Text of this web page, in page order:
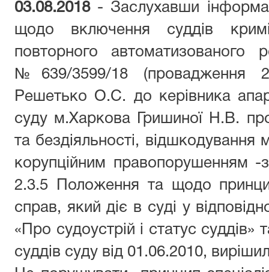
03.08.2018- Заслухавши
щодо включення суддів
повторного автоматизованого
№639/3599/18 (провадження
Решетько О.С. до керівника
суду м.Харкова Гришиної Н.В.
та бездіяльності,
корупційним правопорушенням
2.3.5 Положення та щодо
справ, який діє в суді у
«Про судоустрій і статус суддів»
суддів суду від 01.06.2010,